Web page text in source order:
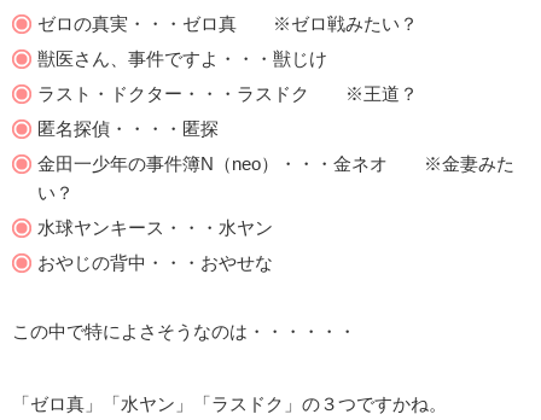
ゼロの真実・・・ゼロ真 ※ゼロ戦みたい？
獣医さん、事件ですよ・・・獣じけ
ラスト・ドクター・・・ラスドク ※王道？
匿名探偵・・・・匿探
金田一少年の事件簿N（neo）・・・金ネオ ※金妻みた
い？
水球ヤンキース・・・水ヤン
おやじの背中・・・おやせな
この中で特によさそうなのは・・・・・・
「ゼロ真」「水ヤン」「ラスドク」の３つですかね。